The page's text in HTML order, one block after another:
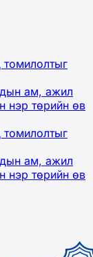
ам, ажил
нэр төрийн өв
ам, ажил
нэр төрийн өв